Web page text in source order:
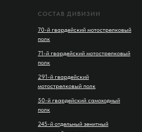
СОСТАВ ДИВИЗИИ
70-й гвардейский мотострелковый
полк
71-й гвардейский мотострелковый
полк
291-й гвардейский
мотострелковый полк
50-й гвардейский самоходный
полк
245-й отдельный зенитный